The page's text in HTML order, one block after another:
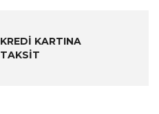
KREDİ KARTINA
TAKSİT